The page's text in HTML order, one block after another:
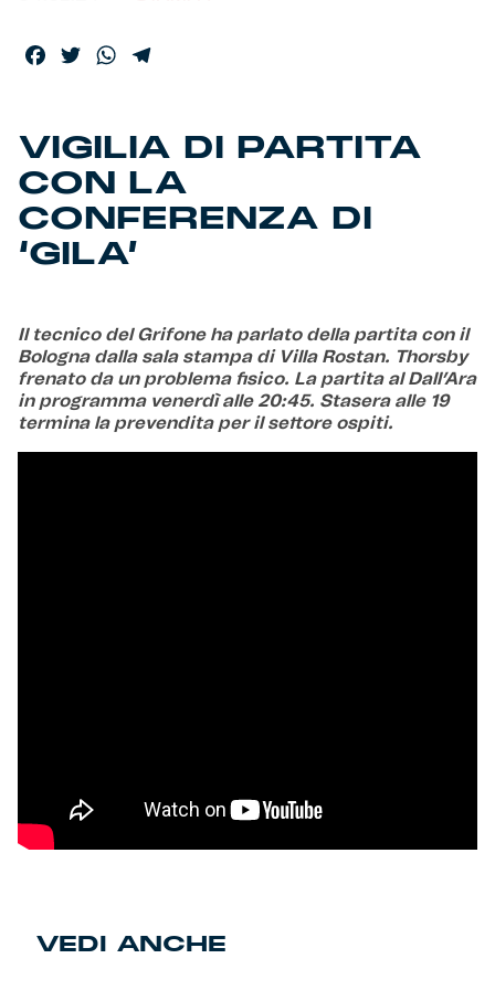
Helan x Genoa
Gift Card Online Store
Fortissimo batte il mio cuor
Facebook
TwitterWhatsApp
VIGILIA DI PARTITA
CON LA
CONFERENZA DI
‘GILA’
Il tecnico del Grifone ha parlato della partita con il
Bologna dalla sala stampa di Villa Rostan. Thorsby
frenato da un problema fisico. La partita al Dall’Ara
in programma venerdì alle 20:45. Stasera alle 19
termina la prevendita per il settore ospiti.
VEDI ANCHE